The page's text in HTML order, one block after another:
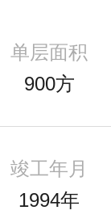
单层面积
900方
竣工年月
1994年